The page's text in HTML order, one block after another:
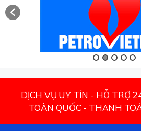
DỊCH VỤ UY TÍN - HỖ TRỢ
TOÀN QUỐC - THANH